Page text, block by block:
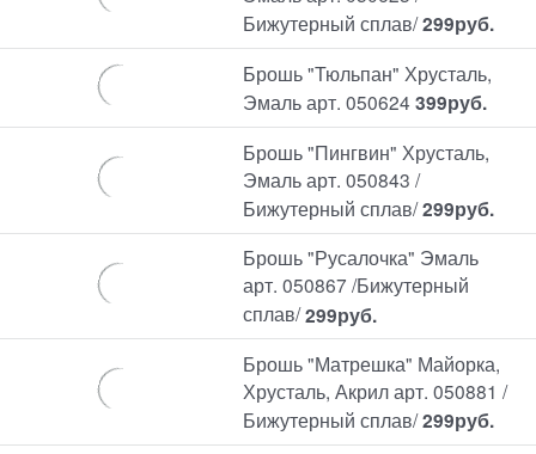
Бижутерный сплав/299руб.
Брошь "Тюльпан" Хрусталь,
Эмаль арт. 050624 399руб.
Брошь "Пингвин" Хрусталь,
Эмаль арт. 050843 /
Бижутерный сплав/299руб.
Брошь "Русалочка" Эмаль
арт. 050867 /Бижутерный
сплав/299руб.
Брошь "Матрешка" Майорка,
Хрусталь, Акрил арт. 050881 /
Бижутерный сплав/299руб.